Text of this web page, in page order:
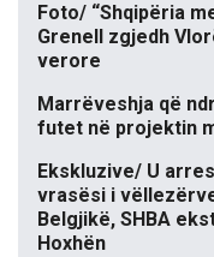
Foto/ “Shqipëria
Grenell zgjedh
verore
Marrëveshja që
futet në projektin
Ekskluzive/ U
vrasësi i
Belgjikë, SHBA
Hoxhën